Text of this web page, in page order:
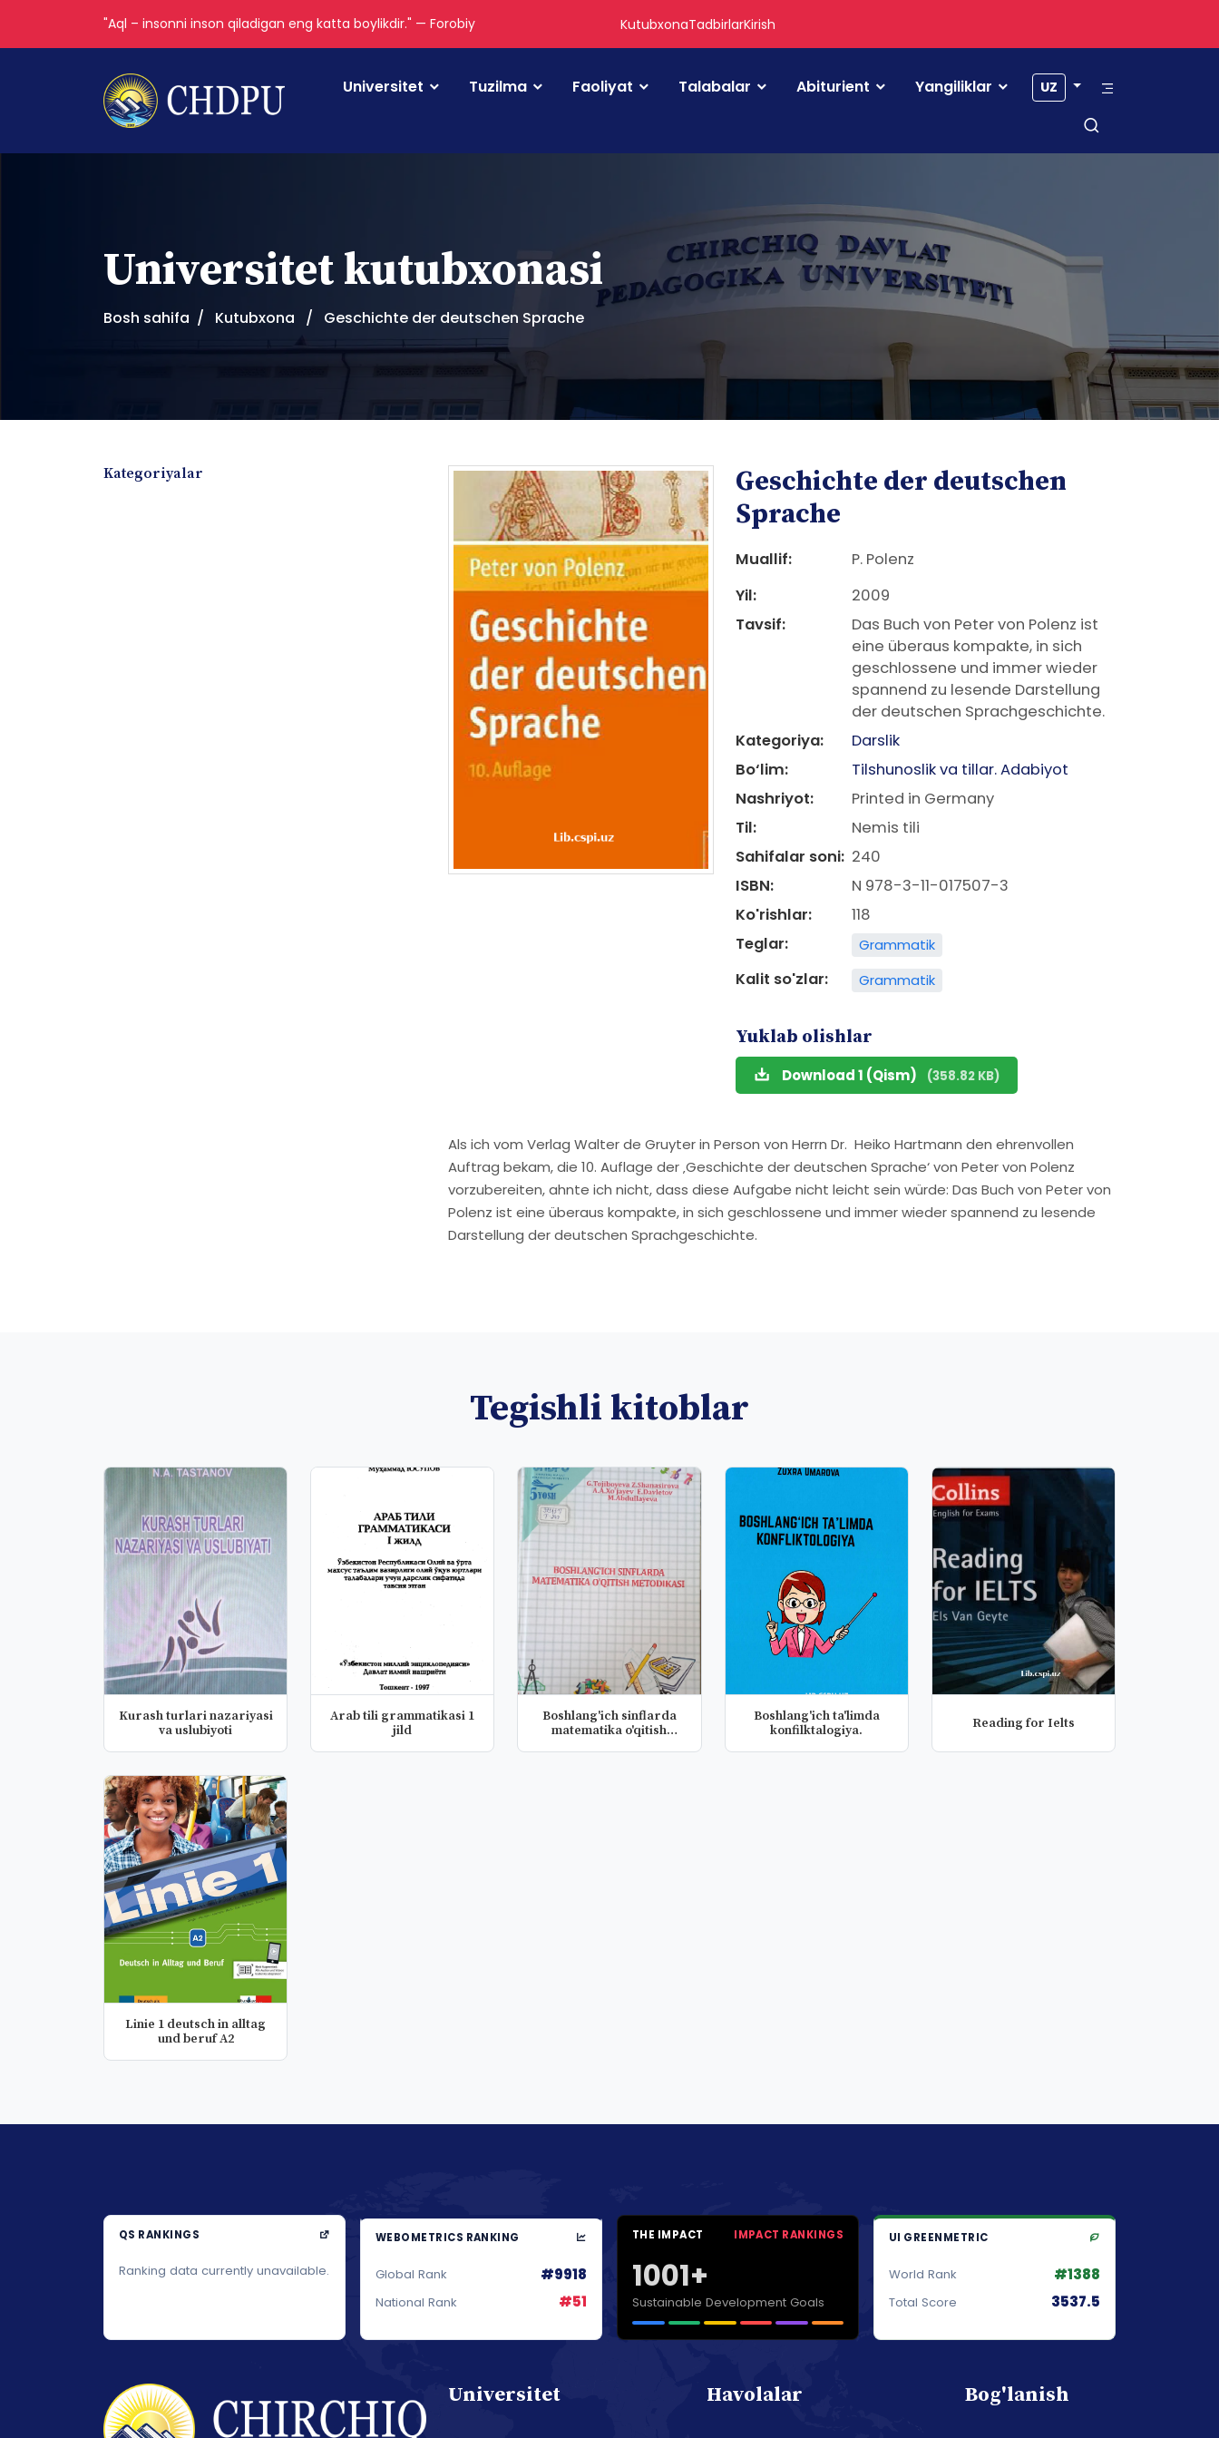
"Aql – insonni inson qiladigan eng katta boylikdir." — Forobiy KutubxonaTadbirlarKirish
Universitet Tuzilma Faoliyat Talabalar Abiturient Yangiliklar UZ
Universitet kutubxonasi
Bosh sahifa Kutubxona Geschichte der deutschen Sprache
Kategoriyalar
Geschichte der deutschen
Sprache
Muallif:
P. Polenz
Yil:
2009
Tavsif:
Das Buch von Peter von Polenz ist
eine überaus kompakte, in sich
geschlossene und immer wieder
spannend zu lesende Darstellung
der deutschen Sprachgeschichte.
Kategoriya:
Darslik
Bo‘lim:
Tilshunoslik va tillar. Adabiyot
Nashriyot:
Printed in Germany
Til:
Nemis tili
Sahifalar soni: 240
ISBN:
N 978-3-11-017507-3
Ko'rishlar:
118
Teglar:
Grammatik
Kalit so'zlar: Grammatik
Yuklab olishlar
Download 1 (Qism) (358.82 KB)
Als ich vom Verlag Walter de Gruyter in Person von Herrn Dr. Heiko Hartmann den ehrenvollen
Auftrag bekam, die 10. Auflage der ‚Geschichte der deutschen Sprache‘ von Peter von Polenz
vorzubereiten, ahnte ich nicht, dass diese Aufgabe nicht leicht sein würde: Das Buch von Peter von
Polenz ist eine überaus kompakte, in sich geschlossene und immer wieder spannend zu lesende
Darstellung der deutschen Sprachgeschichte.
Tegishli kitoblar
Kurash turlari nazariyasi
va uslubiyoti
Arab tili grammatikasi 1
jild
Boshlang'ich sinflarda
matematika o'qitish
Boshlang'ich ta'limda
konfilktalogiya.
Reading for Ielts
Linie 1 deutsch in alltag
und beruf A2
QS RANKINGS
Ranking data currently unavailable.
WEBOMETRICS RANKING
Global Rank #9918
National Rank #51
THE IMPACT IMPACT RANKINGS
1001+
Sustainable Development Goals
UI GREENMETRIC
World Rank #1388
Total Score 3537.5
Universitet Havolalar Bog'lanish